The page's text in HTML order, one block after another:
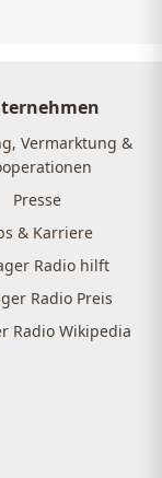
Vermarktung &
Presse
& Karriere
Radio hilft
Radio Preis
Radio Wikipedia